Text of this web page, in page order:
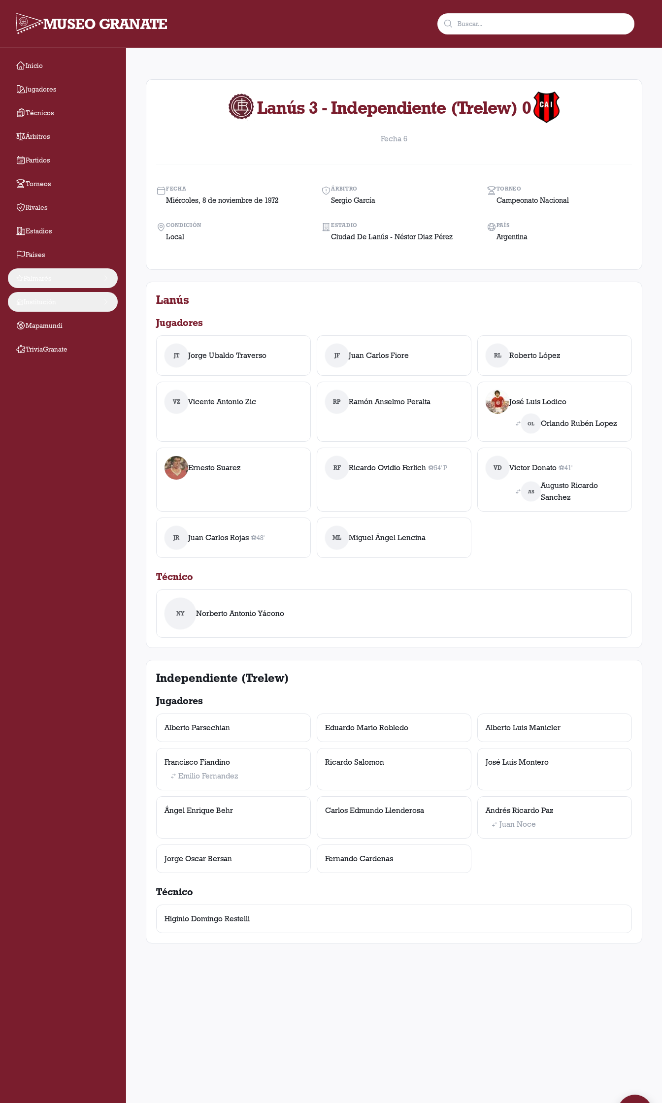
MUSEO GRANATE
Inicio
Jugadores
Técnicos
Árbitros
Partidos
Torneos
Rivales
Estadios
Países
Mapamundi
TriviaGranate
Fecha 6. Partido entre Lanús y Independiente (Trelew) disputado el Miércoles, 8 de noviembre de 1972 en condición de local en el estadio Ciudad
Lanús 3 - Independiente (Trelew) 0
Fecha 6
FECHA
Miércoles, 8 de noviembre de 1972
ÁRBITRO
Sergio García
TORNEO
Campeonato Nacional
CONDICIÓN
Local
ESTADIO
Ciudad De Lanús - Néstor Diaz Pérez
PAÍS
Argentina
Lanús
Jugadores
JT Jorge Ubaldo Traverso JF Juan Carlos Fiore RL Roberto López
VZ Vicente Antonio Zic RP Ramón Anselmo Peralta José Luis Lodico
OL Orlando Rubén Lopez
Ernesto Suarez RF Ricardo Ovidio Ferlich ⚽
1gol , 54' P
54' P VD Victor Donato ⚽
1gol
41'
AS
Augusto Ricardo
Sanchez
JR Juan Carlos Rojas ⚽
1gol
48' ML Miguel Ángel Lencina
Técnico
NY Norberto Antonio Yácono
Independiente (Trelew)
Jugadores
Alberto Parsechian Eduardo Mario Robledo Alberto Luis Manicler
Francisco Fiandino
Emilio Fernandez
Ricardo Salomon José Luis Montero
Ángel Enrique Behr Carlos Edmundo Llenderosa
Andrés Ricardo Paz
Juan Noce
Jorge Oscar Bersan Fernando Cardenas
Técnico
Higinio Domingo Restelli